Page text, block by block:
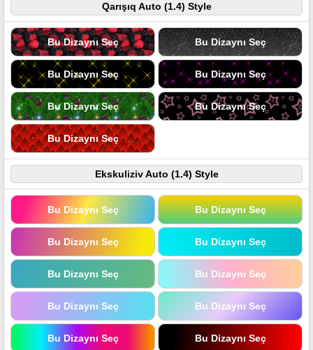
Qarışıq Auto (1.4) Style
Bu Dizaynı Seç Bu Dizaynı Seç
Bu Dizaynı Seç Bu Dizaynı Seç
Bu Dizaynı Seç Bu Dizaynı Seç
Bu Dizaynı Seç
Ekskuliziv Auto (1.4) Style
Bu Dizaynı Seç Bu Dizaynı Seç
Bu Dizaynı Seç Bu Dizaynı Seç
Bu Dizaynı Seç Bu Dizaynı Seç
Bu Dizaynı Seç Bu Dizaynı Seç
Bu Dizaynı Seç Bu Dizaynı Seç